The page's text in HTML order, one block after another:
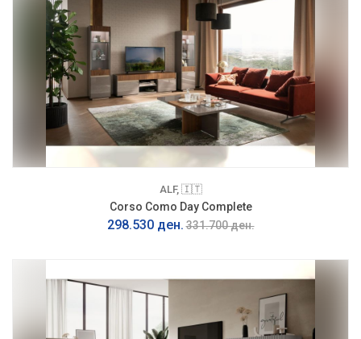
ALF, 🇮🇹
Corso Como Day Complete
298.530 ден. 331.700 ден.